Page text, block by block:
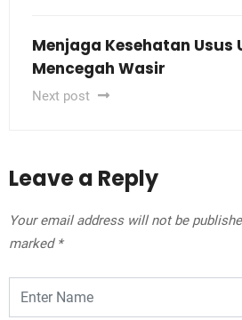
Menjaga Kesehatan Usus
Mencegah Wasir
Next post
Leave a Reply
Your email address will not be
marked *